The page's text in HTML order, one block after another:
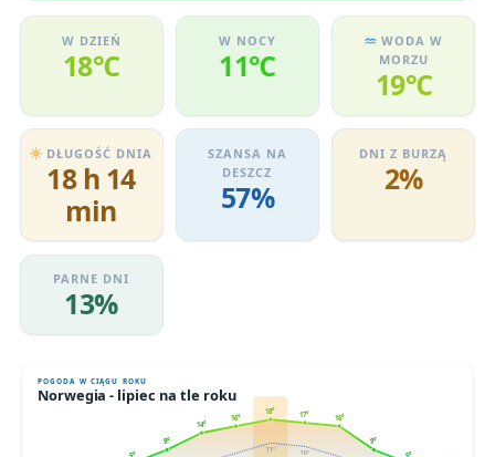
W DZIEŃ
18℃
W NOCY
11℃
WODA W
MORZU
19℃
DŁUGOŚĆ DNIA
18 h 14
min
SZANSA NA
DESZCZ
57%
DNI Z BURZĄ
2%
PARNE DNI
13%